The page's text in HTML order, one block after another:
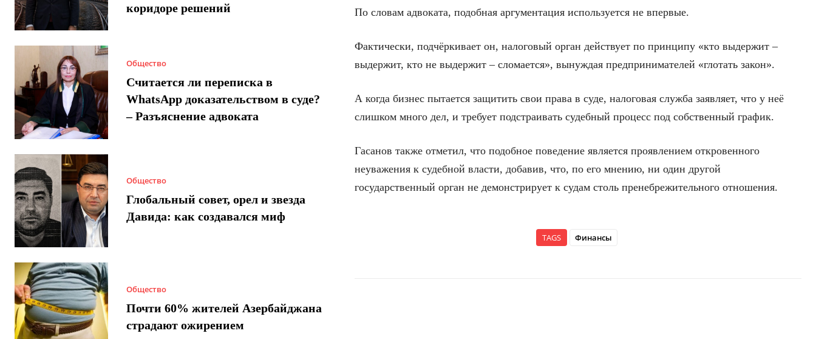
коридоре решений
Общество
Считается ли переписка в
WhatsApp доказательством в суде?
– Разъяснение адвоката
Общество
Глобальный совет, орел и звезда
Давида: как создавался миф
Общество
Почти 60% жителей Азербайджана
страдают ожирением
По словам адвоката, подобная аргументация используется не впервые.
Фактически, подчёркивает он, налоговый орган действует по принципу «кто выдержит –
выдержит, кто не выдержит – сломается», вынуждая предпринимателей «глотать закон».
А когда бизнес пытается защитить свои права в суде, налоговая служба заявляет, что у неё
слишком много дел, и требует подстраивать судебный процесс под собственный график.
Гасанов также отметил, что подобное поведение является проявлением откровенного
неуважения к судебной власти, добавив, что, по его мнению, ни один другой
государственный орган не демонстрирует к судам столь пренебрежительного отношения.
TAGS Финансы